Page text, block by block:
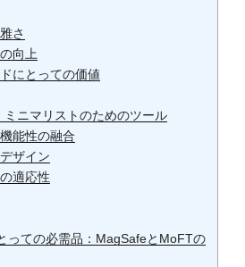
さ
向上
にとっての価値
ニマリストのためのツール
能性の融合
ザイン
適応性
っての必需品：MagSafeとMoFTの